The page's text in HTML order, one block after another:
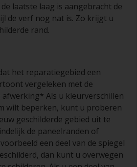
laatste laag is aangebracht de
de verf nog nat is. Zo krijgt u
rand.
het reparatiegebied een
vergeleken met de
Als u kleurverschillen
wilt beperken, kunt u proberen
geschilderde gebied uit te
de paneelranden of
een deel van de spiegel
dan kunt u overwegen